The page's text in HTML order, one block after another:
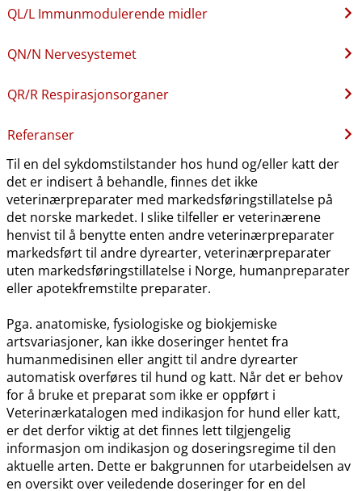
QL​/​L Immunmodulerende midler
QN​/​N Nervesystemet
QR​/​R Respirasjonsorganer
Referanser
Til en del sykdomstilstander hos hund og​/​eller katt der
det er indisert å behandle, finnes det ikke
veterinærpreparater med markedsføringstillatelse på
det norske markedet. I slike tilfeller er veterinærene
henvist til å benytte enten andre veterinærpreparater
markedsført til andre dyrearter, veterinærpreparater
uten markedsføringstillatelse i Norge, humanpreparater
eller apotekfremstilte preparater.
Pga. anatomiske, fysiologiske og biokjemiske
artsvariasjoner, kan ikke doseringer hentet fra
humanmedisinen eller angitt til andre dyrearter
automatisk overføres til hund og katt. Når det er behov
for å bruke et preparat som ikke er oppført i
Veterinærkatalogen med indikasjon for hund eller katt,
er det derfor viktig at det finnes lett tilgjengelig
informasjon om indikasjon og doseringsregime til den
aktuelle arten. Dette er bakgrunnen for utarbeidelsen av
en oversikt over veiledende doseringer for en del